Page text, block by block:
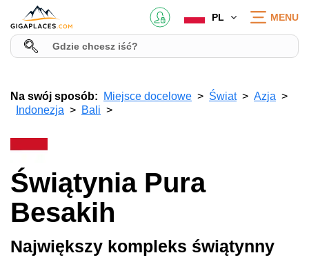
PL MENU
Na swój sposób: Miejsce docelowe Świat
Azja
Indonezja
Bali
Świątynia Pura
Besakih
Największy kompleks świątynny